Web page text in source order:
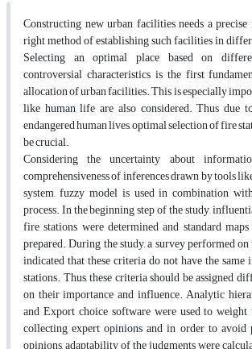
Constructing new urban facilities needs a
right method of establishing such facilities in
Selecting an optimal place based on
controversial characteristics is the first
allocation of urban facilities. This is especially
like human life are also considered. Thus due
endangered human lives, optimal selection of fire
be crucial.
Considering the uncertainty about
comprehensiveness of inferences drawn by tools
system, fuzzy model is used in combination
process. In the beginning step of the study,
fire stations were determined and standard
prepared. During the study, a survey performed
indicated that these criteria do not have the
stations. Thus, these criteria should be assigned
on their importance and influence. Analytic
and Export choice software were used to
collecting expert opinions and in order to avoid